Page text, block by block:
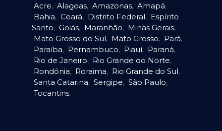
Acre, Alagoas, Amazonas, Amapá,
Bahia, Ceará, Distrito Federal, Espírito
Santo, Goiás, Maranhão, Minas Gerais,
Mato Grosso do Sul, Mato Grosso, Pará,
Paraíba, Pernambuco, Piauí, Paraná,
Rio de Janeiro, Rio Grande do Norte,
Rondônia, Roraima, Rio Grande do Sul,
Santa Catarina, Sergipe, São Paulo,
Tocantins.